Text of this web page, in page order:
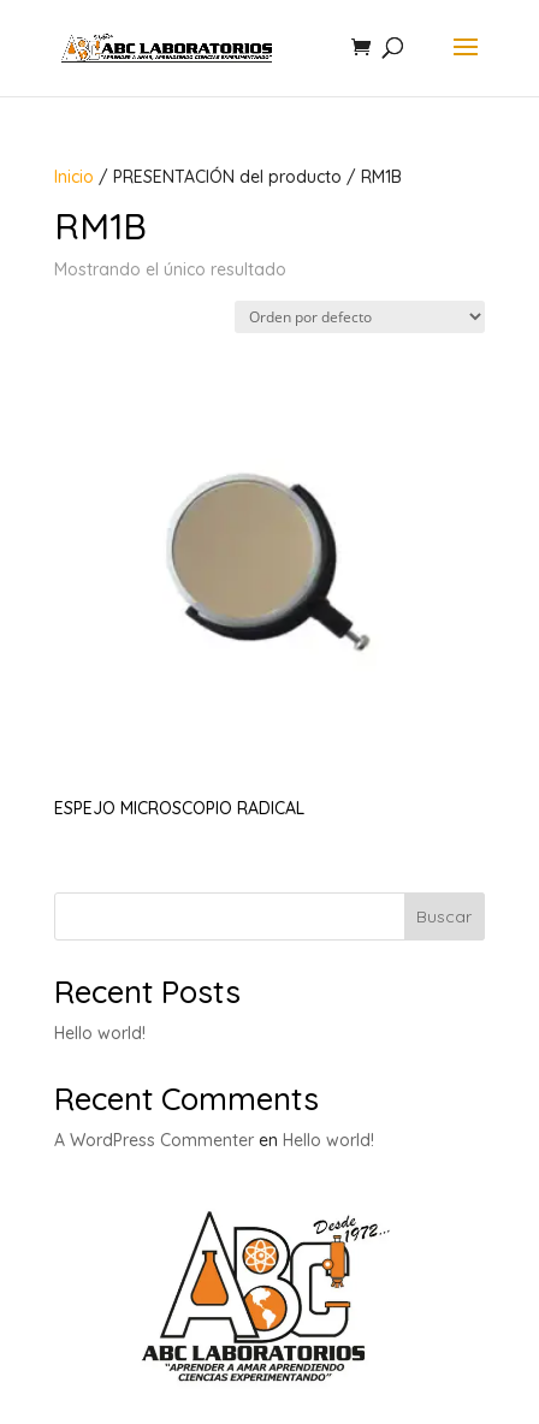
Inicio / PRESENTACIÓN del producto / RM1B
RM1B
Mostrando el único resultado
ESPEJO MICROSCOPIO RADICAL
Buscar
Recent Posts
Hello world!
Recent Comments
A WordPress Commenteren Hello world!